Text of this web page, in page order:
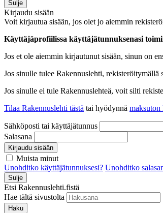
Sulje
Kirjaudu sisään
Voit kirjautua sisään, jos olet jo aiemmin
Käyttäjäprofiilissa käyttäjätunnuksenasi
Jos et ole aiemmin kirjautunut sisään, sinun on
Jos sinulle tulee Rakennuslehti,
Jos sinulle ei tule Rakennuslehteä, voit silti
Tilaa Rakennuslehti tästä tai hyödynnä maksuton
Sähköposti tai käyttäjätunnus
Salasana
Kirjaudu sisään
Muista minut
Unohditko käyttäjätunnuksesi? Unohditko
Sulje
Etsi Rakennuslehti.fistä
Hae tältä sivustolta
Haku